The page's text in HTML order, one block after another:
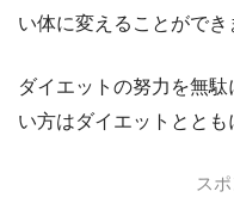
い体に変えることができ
ダイエットの努力を無
い方はダイエットととも
ス